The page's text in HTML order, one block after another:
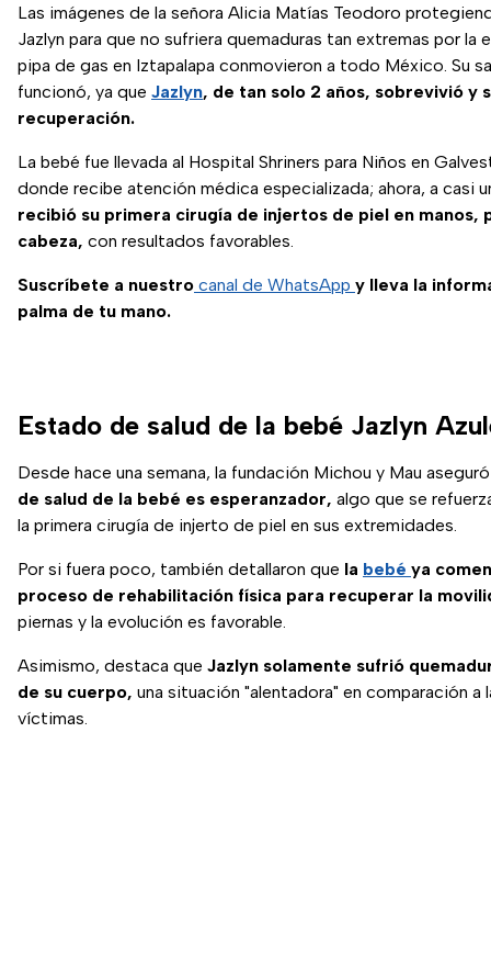
Las imágenes de la señora Alicia Matías Teodoro
Jazlyn para que no sufriera quemaduras tan extremas por la
pipa de gas en Iztapalapa conmovieron a todo México. Su
funcionó, ya que Jazlyn, de tan solo 2 años, sobrevivió y
recuperación.
La bebé fue llevada al Hospital Shriners para Niños en
donde recibe atención médica especializada; ahora, a casi
recibió su primera cirugía de injertos de piel en manos,
cabeza, con resultados favorables.
Suscríbete a nuestro canal de WhatsApp y lleva la
palma de tu mano.
Estado de salud de la bebé Jazlyn
Desde hace una semana, la fundación Michou y Mau
de salud de la bebé es esperanzador, algo que se
la primera cirugía de injerto de piel en sus extremidades.
Por si fuera poco, también detallaron que la bebé ya
proceso de rehabilitación física para recuperar la
piernas y la evolución es favorable.
Asimismo, destaca que Jazlyn solamente sufrió
de su cuerpo, una situación "alentadora" en comparación a
víctimas.